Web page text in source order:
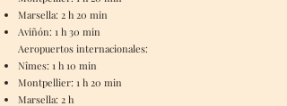
Marsella: 2 h 20 min
Aviñón: 1 h 30 min
Aeropuertos internacionales:
Nîmes: 1 h 10 min
Montpellier: 1 h 20 min
Marsella: 2 h